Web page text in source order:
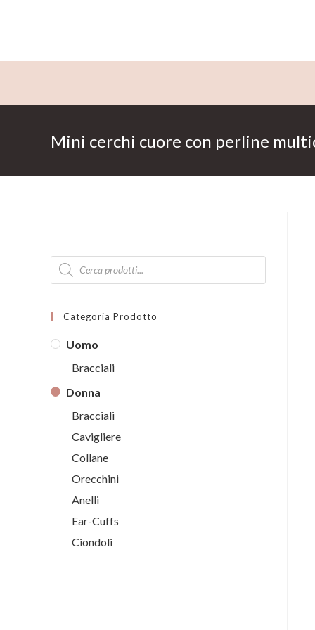
Mini cerchi cuore con perline
Products
search
Categoria Prodotto
Uomo
Bracciali
Donna
Bracciali
Cavigliere
Collane
Orecchini
Anelli
Ear-Cuffs
Ciondoli